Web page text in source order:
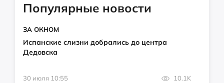
Популярные новости
ЗА ОКНОМ
Испанские слизни добрались до центра
Дедовска
30 июля 10:55 10.1K